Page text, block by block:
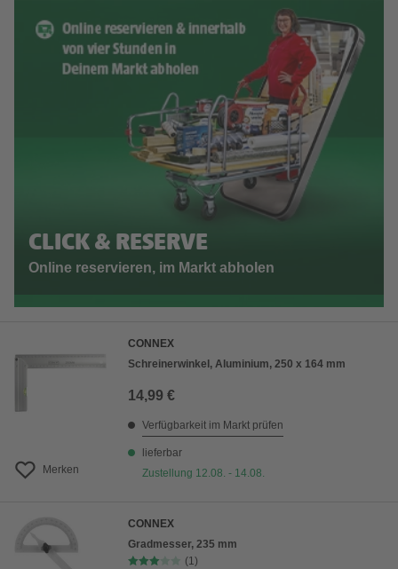
CLICK & RESERVE
Online reservieren, im Markt abholen
Merken
CONNEX
Schreinerwinkel, Aluminium, 250 x 164 mm
14,99 €
Verfügbarkeit im Markt prüfen
lieferbar
Zustellung 12.08. - 14.08.
CONNEX
Gradmesser, 235 mm
(1)